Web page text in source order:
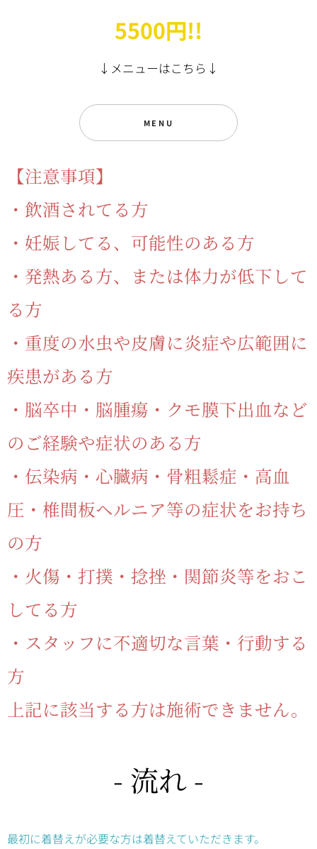
5500円!!
↓メニューはこちら↓
MENU
【注意事項】
・飲酒されてる方
・妊娠してる、可能性のある方
・発熱ある方、または体力が低下して
る方
・重度の水虫や皮膚に炎症や広範囲に
疾患がある方
・脳卒中・脳腫瘍・クモ膜下出血など
のご経験や症状のある方
・伝染病・心臓病・骨粗鬆症・高血
圧・椎間板ヘルニア等の症状をお持ち
の方
・火傷・打撲・捻挫・関節炎等をおこ
してる方
・スタッフに不適切な言葉・行動する
方
上記に該当する方は施術できません。
- 流れ -
最初に着替えが必要な方は着替えていただきます。